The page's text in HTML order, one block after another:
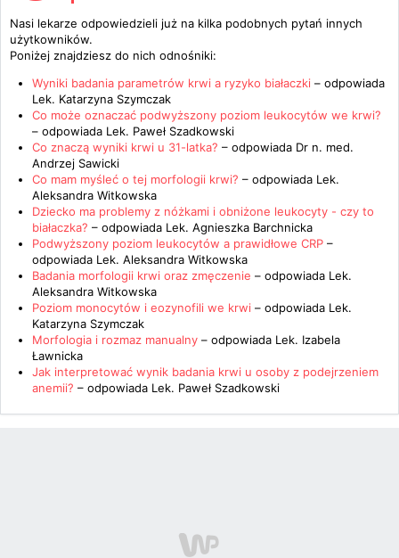
Nasi lekarze odpowiedzieli już na kilka podobnych pytań innych
użytkowników.
Poniżej znajdziesz do nich odnośniki:
Wyniki badania parametrów krwi a ryzyko białaczki – odpowiada
Lek. Katarzyna Szymczak
Co może oznaczać podwyższony poziom leukocytów we krwi?
– odpowiada Lek. Paweł Szadkowski
Co znaczą wyniki krwi u 31-latka? – odpowiada Dr n. med.
Andrzej Sawicki
Co mam myśleć o tej morfologii krwi? – odpowiada Lek.
Aleksandra Witkowska
Dziecko ma problemy z nóżkami i obniżone leukocyty - czy to
białaczka? – odpowiada Lek. Agnieszka Barchnicka
Podwyższony poziom leukocytów a prawidłowe CRP –
odpowiada Lek. Aleksandra Witkowska
Badania morfologii krwi oraz zmęczenie – odpowiada Lek.
Aleksandra Witkowska
Poziom monocytów i eozynofili we krwi – odpowiada Lek.
Katarzyna Szymczak
Morfologia i rozmaz manualny – odpowiada Lek. Izabela
Ławnicka
Jak interpretować wynik badania krwi u osoby z podejrzeniem
anemii? – odpowiada Lek. Paweł Szadkowski